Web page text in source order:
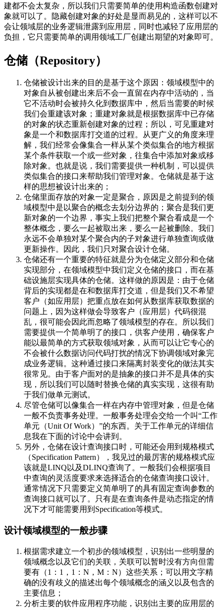
建都不会太复杂，所以我们只需要简单的使用构造函数创建对
象就可以了。隐藏创建对象的好处是显而易见的，这样可以不
会让领域层的业务逻辑泄露到应用层，同时也减轻了应用层的
负担，它只需要简单的调用领域工厂创建出期望的对象即可。
仓储（Repository）
仓储被设计出来的目的是基于这个原因：领域模型中的
对象自从被创建出来后不会一直留在内存中活动的，当
它不活动时会被持久化到数据库中，然后当需要的时候
我们会重建该对象；重建对象就是根据数据库中已存储
的对象的状态重新创建对象的过程；所以，可见重建对
象是一个和数据库打交道的过程。从更广义的角度来理
解，我们经常会像集合一样从某个类似集合的地方根据
某个条件获取一个或一些对象，往集合中添加对象或移
除对象。也就是说，我们需要提供一种机制，可以提供
类似集合的接口来帮助我们管理对象。仓储就是基于这
样的思想被设计出来的；
仓储里面存放的对象一定是聚合，原因是之前提到的领
域模型中是以聚合的概念去划分边界的；聚合是我们更
新对象的一个边界，事实上我们把整个聚合看成是一个
整体概念，要么一起被取出来，要么一起被删除。我们
永远不会单独对某个聚合内的子对象进行单独查询或做
更新操作。因此，我们只对聚合设计仓储。
仓储还有一个重要的特征就是分为仓储定义部分和仓储
实现部分，在领域模型中我们定义仓储的接口，而在基
础设施层实现具体的仓储。这样做的原因是：由于仓储
背后的实现都是在和数据库打交道，但是我们又不希望
客户（如应用层）把重点放在如何从数据库获取数据的
问题上，因为这样做会导致客户（应用层）代码很混
乱，很可能会因此而忽略了领域模型的存在。所以我们
需要提供一个简单明了的接口，供客户使用，确保客户
能以最简单的方式获取领域对象，从而可以让它专心的
不会被什么数据访问代码打扰的情况下协调领域对象完
成业务逻辑。这种通过接口来隔离封装变化的做法其实
很常见。由于客户面对的是抽象的接口并不是具体的实
现，所以我们可以随时替换仓储的真实实现，这很有助
于我们做单元测试。
尽管仓储可以像集合一样在内存中管理对象，但是仓储
一般不负责事务处理。一般事务处理会交给一个叫“工作
单元（Unit Of Work）”的东西。关于工作单元的详细信
息我在下面的讨论中会讲到。
另外，仓储在设计查询接口时，可能还会用到规格模式
（Specification Pattern），我见过的最厉害的规格模式应
该就是LINQ以及DLINQ查询了。一般我们会根据项目
中查询的灵活度要求来选择适合的仓储查询接口设计。
通常情况下只需要定义简单明了的具有固定查询参数的
查询接口就可以了。只有是在查询条件是动态指定的情
况下才可能需要用到Specification等模式。
设计领域模型的一般步骤
根据需求建立一个初步的领域模型，识别出一些明显的
领域概念以及它们的关联，关联可以暂时没有方向但需
要有（1：1，1：N，M：N）这些关系；可以用文字精
确的没有歧义的描述出每个领域概念的涵义以及包含的
主要信息；
分析主要的软件应用程序功能，识别出主要的应用层的